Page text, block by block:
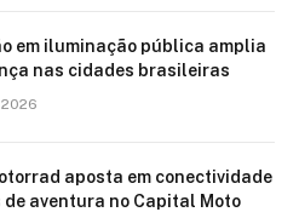
em iluminação pública amplia
nas cidades brasileiras
aposta em conectividade
de aventura no Capital Moto